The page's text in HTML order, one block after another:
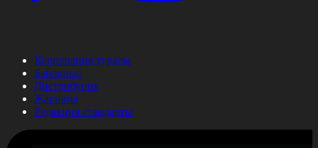
Корпорация туралы
Байланыс
Дистрибуция
Жарнама
Редакция стандарты